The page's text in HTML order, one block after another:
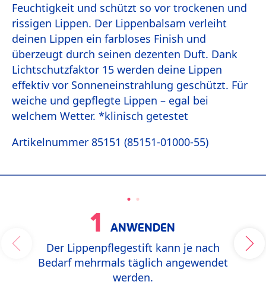
Feuchtigkeit und schützt so vor trockenen und
rissigen Lippen. Der Lippenbalsam verleiht
deinen Lippen ein farbloses Finish und
überzeugt durch seinen dezenten Duft. Dank
Lichtschutzfaktor 15 werden deine Lippen
effektiv vor Sonneneinstrahlung geschützt. Für
weiche und gepflegte Lippen – egal bei
welchem Wetter. *klinisch getestet
Artikelnummer 85151 (85151-01000-55)
1 ANWENDEN
Der Lippenpflegestift kann je nach
Bedarf mehrmals täglich angewendet
werden.